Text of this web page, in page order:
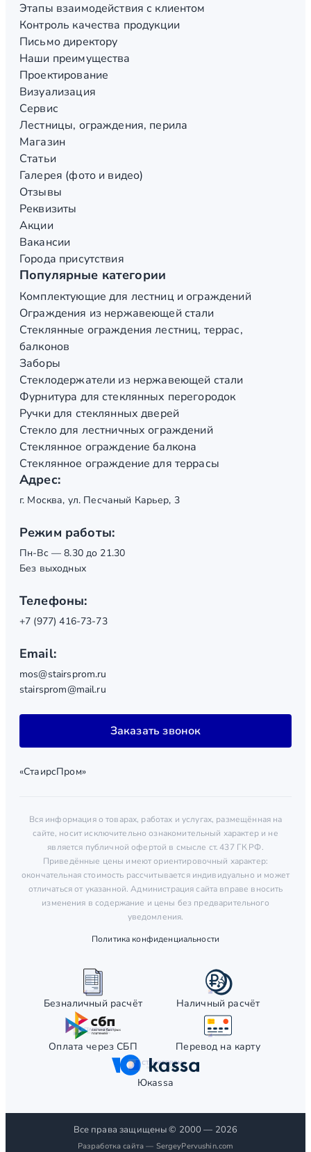
Этапы взаимодействия с клиентом
Контроль качества продукции
Письмо директору
Наши преимущества
Проектирование
Визуализация
Сервис
Лестницы, ограждения, перила
Магазин
Статьи
Галерея (фото и видео)
Отзывы
Реквизиты
Акции
Вакансии
Города присутствия
Популярные категории
Комплектующие для лестниц и ограждений
Ограждения из нержавеющей стали
Стеклянные ограждения лестниц, террас,
балконов
Заборы
Стеклодержатели из нержавеющей стали
Фурнитура для стеклянных перегородок
Ручки для стеклянных дверей
Стекло для лестничных ограждений
Стеклянное ограждение балкона
Стеклянное ограждение для террасы
Адрес:
г. Москва, ул. Песчаный Карьер, 3
Режим работы:
Пн-Вс — 8.30 до 21.30
Без выходных
Телефоны:
+7 (977) 416-73-73
Email:
mos@stairsprom.ru
stairsprom@mail.ru
Заказать звонок
«СтаирсПром»
Вся информация о товарах, работах и услугах, размещённая на
сайте, носит исключительно ознакомительный характер и не
является публичной офертой в смысле ст. 437 ГК РФ.
Приведённые цены имеют ориентировочный характер:
окончательная стоимость рассчитывается индивидуально и может
отличаться от указанной. Администрация сайта вправе вносить
изменения в содержание и цены без предварительного
уведомления.
Политика конфиденциальности
Безналичный расчёт Наличный расчёт
Оплата через СБП Перевод на карту
Юкаssа
Все права защищены © 2000 — 2026
Разработка сайта — SergeyPervushin.com